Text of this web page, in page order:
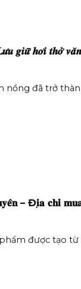
𝒈𝒊𝒖̛̃ 𝒉𝒐̛𝒊 𝒕𝒉𝒐̛̉ 𝒗𝒂̆𝒏
nồng đã trở
– Đ𝐢̣𝐚 𝐜𝐡𝐢̉
được tạo từ